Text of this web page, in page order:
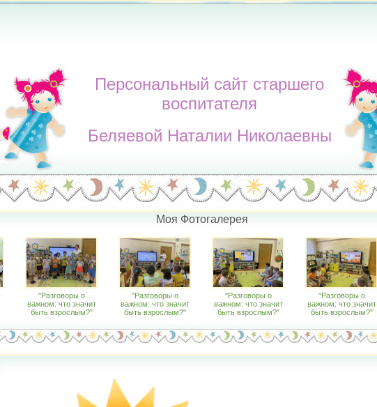
Персональный сайт старшего
воспитателя
Беляевой Наталии Николаевны
Моя Фотогалерея
"Разговоры о
важном: что значит
быть взрослым?"
"Разговоры о
важном: что значит
быть взрослым?"
"Разговоры о
важном: что значит
быть взрослым?"
"Разговоры о
важном: что значит
быть взрослым?"